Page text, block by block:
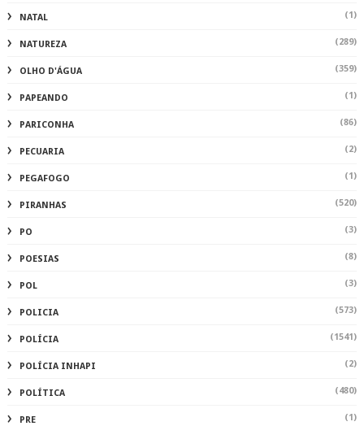
NATAL (1)
NATUREZA (289)
OLHO D'ÁGUA (359)
PAPEANDO (1)
PARICONHA (86)
PECUARIA (2)
PEGAFOGO (1)
PIRANHAS (520)
PO (3)
POESIAS (8)
POL (3)
POLICIA (573)
POLÍCIA (1541)
POLÍCIA INHAPI (2)
POLÍTICA (480)
PRE (1)